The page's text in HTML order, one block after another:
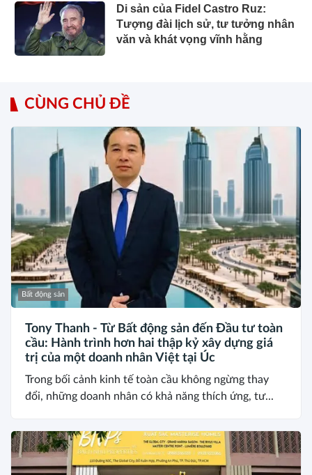
Di sản của Fidel Castro Ruz:
Tượng đài lịch sử, tư tưởng nhân
văn và khát vọng vĩnh hằng
CÙNG CHỦ ĐỀ
Bất động sản
Tony Thanh - Từ Bất động sản đến Đầu tư toàn
cầu: Hành trình hơn hai thập kỷ xây dựng giá
trị của một doanh nhân Việt tại Úc
Trong bối cảnh kinh tế toàn cầu không ngừng thay
đổi, những doanh nhân có khả năng thích ứng, tư...